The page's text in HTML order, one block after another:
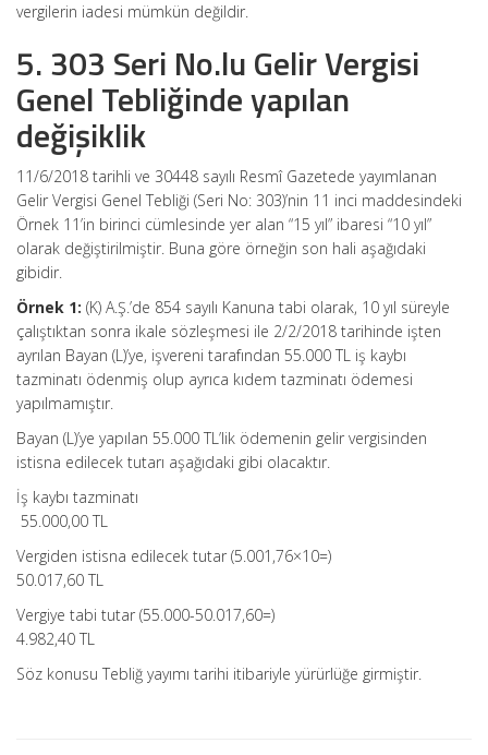
vergilerin iadesi mümkün değildir.
5. 303 Seri No.lu Gelir Vergisi
Genel Tebliğinde yapılan
değişiklik
11/6/2018 tarihli ve 30448 sayılı Resmî Gazetede yayımlanan
Gelir Vergisi Genel Tebliği (Seri No: 303)’nin 11 inci maddesindeki
Örnek 11’in birinci cümlesinde yer alan “15 yıl” ibaresi “10 yıl”
olarak değiştirilmiştir. Buna göre örneğin son hali aşağıdaki
gibidir.
Örnek 1: (K) A.Ş.’de 854 sayılı Kanuna tabi olarak, 10 yıl süreyle
çalıştıktan sonra ikale sözleşmesi ile 2/2/2018 tarihinde işten
ayrılan Bayan (L)’ye, işvereni tarafından 55.000 TL iş kaybı
tazminatı ödenmiş olup ayrıca kıdem tazminatı ödemesi
yapılmamıştır.
Bayan (L)’ye yapılan 55.000 TL’lik ödemenin gelir vergisinden
istisna edilecek tutarı aşağıdaki gibi olacaktır.
İş kaybı tazminatı
55.000,00 TL
Vergiden istisna edilecek tutar (5.001,76×10=)
50.017,60 TL
Vergiye tabi tutar (55.000-50.017,60=)
4.982,40 TL
Söz konusu Tebliğ yayımı tarihi itibariyle yürürlüğe girmiştir.